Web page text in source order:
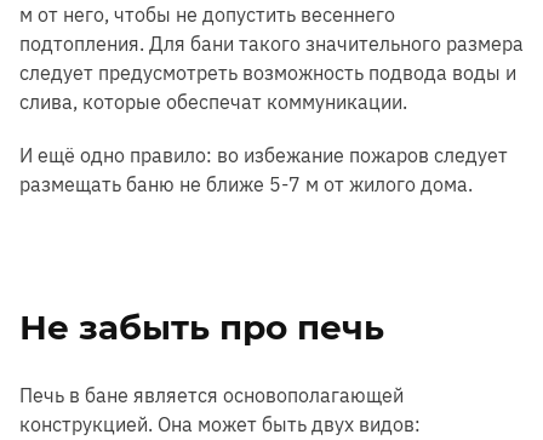
м от него, чтобы не допустить весеннего
подтопления. Для бани такого значительного размера
следует предусмотреть возможность подвода воды и
слива, которые обеспечат коммуникации.
И ещё одно правило: во избежание пожаров следует
размещать баню не ближе 5-7 м от жилого дома.
Не забыть про печь
Печь в бане является основополагающей
конструкцией. Она может быть двух видов: